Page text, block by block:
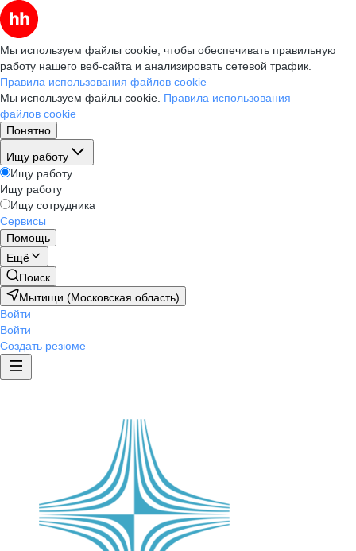
Мы используем файлы cookie, чтобы обеспечивать правильную
работу нашего веб-сайта и анализировать сетевой трафик.
Правила использования файлов cookie
Мы используем файлы cookie. Правила использования
файлов cookie
Понятно
Ищу работу
Ищу работу
Ищу работу
Ищу сотрудника
Сервисы
Помощь
Ещё
Поиск
Мытищи (Московская область)
Войти
Войти
Создать резюме